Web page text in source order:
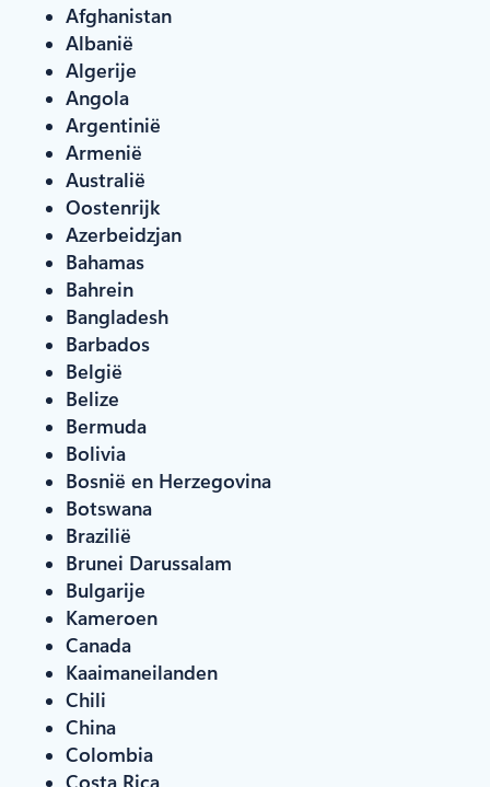
Afghanistan
Albanië
Algerije
Angola
Argentinië
Armenië
Australië
Oostenrijk
Azerbeidzjan
Bahamas
Bahrein
Bangladesh
Barbados
België
Belize
Bermuda
Bolivia
Bosnië en Herzegovina
Botswana
Brazilië
Brunei Darussalam
Bulgarije
Kameroen
Canada
Kaaimaneilanden
Chili
China
Colombia
Costa Rica